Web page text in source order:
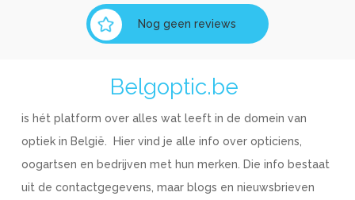
Nog geen reviews
Belgoptic.be
is hét platform over alles wat leeft in de domein van
optiek in België. Hier vind je alle info over opticiens,
oogartsen en bedrijven met hun merken. Die info bestaat
uit de contactgegevens, maar blogs en nieuwsbrieven